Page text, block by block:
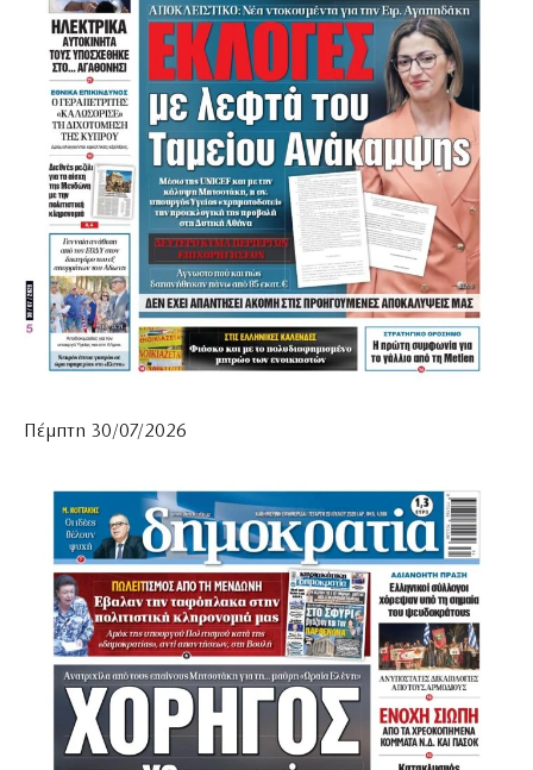
Πέμπτη 30/07/2026